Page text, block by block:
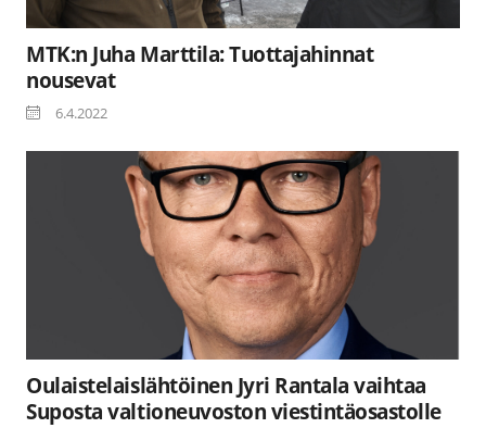
MTK:n Juha Marttila: Tuottajahinnat
nousevat
6.4.2022
Oulaistelaislähtöinen Jyri Rantala vaihtaa
Suposta valtioneuvoston viestintäosastolle